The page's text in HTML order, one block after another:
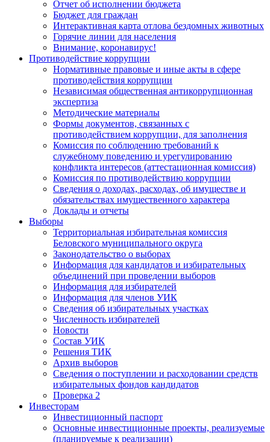
Отчет об исполнении бюджета
Бюджет для граждан
Интерактивная карта отлова бездомных животных
Горячие линии для населения
Внимание, коронавирус!
Противодействие коррупции
Нормативные правовые и иные акты в сфере
противодействия коррупции
Независимая общественная антикоррупционная
экспертиза
Методические материалы
Формы документов, связанных с
противодействием коррупции, для заполнения
Комиссия по соблюдению требований к
служебному поведению и урегулированию
конфликта интересов (аттестационная комиссия)
Комиссия по противодействию коррупции
Сведения о доходах, расходах, об имуществе и
обязательствах имущественного характера
Доклады и отчеты
Выборы
Территориальная избирательная комиссия
Беловского муниципального округа
Законодательство о выборах
Информация для кандидатов и избирательных
объединений при проведении выборов
Информация для избирателей
Информация для членов УИК
Сведения об избирательных участках
Численность избирателей
Новости
Состав УИК
Решения ТИК
Архив выборов
Сведения о поступлении и расходовании средств
избирательных фондов кандидатов
Проверка 2
Инвесторам
Инвестиционный паспорт
Основные инвестиционные проекты, реализуемые
(планируемые к реализации)